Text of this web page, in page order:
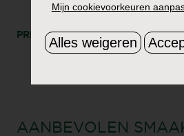
PRINT DEEL
AANBEVOLEN
Mijn cookievoorkeuren
Alles weigeren